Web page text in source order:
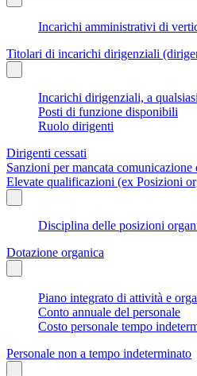
Incarichi amministrativi di
Titolari di incarichi dirigenziali
Incarichi dirigenziali, a
Posti di funzione disponibili
Ruolo dirigenti
Dirigenti cessati
Sanzioni per mancata comunicazione
Elevate qualificazioni (ex Posizioni
Disciplina delle posizioni
Dotazione organica
Piano integrato di attività e
Conto annuale del personale
Costo personale tempo
Personale non a tempo indeterminato